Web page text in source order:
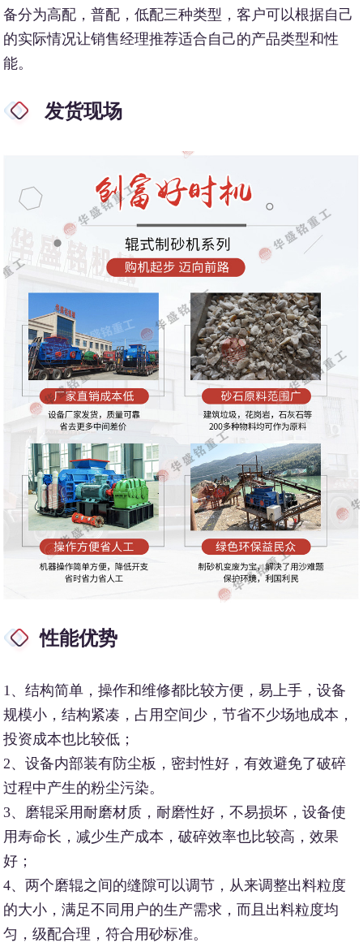
备分为高配，普配，低配三种类型，客户可以根据自己
的实际情况让销售经理推荐适合自己的产品类型和性
能。
发货现场
性能优势
1、结构简单，操作和维修都比较方便，易上手，设备
规模小，结构紧凑，占用空间少，节省不少场地成本，
投资成本也比较低；
2、设备内部装有防尘板，密封性好，有效避免了破碎
过程中产生的粉尘污染。
3、磨辊采用耐磨材质，耐磨性好，不易损坏，设备使
用寿命长，减少生产成本，破碎效率也比较高，效果
好；
4、两个磨辊之间的缝隙可以调节，从来调整出料粒度
的大小，满足不同用户的生产需求，而且出料粒度均
匀，级配合理，符合用砂标准。